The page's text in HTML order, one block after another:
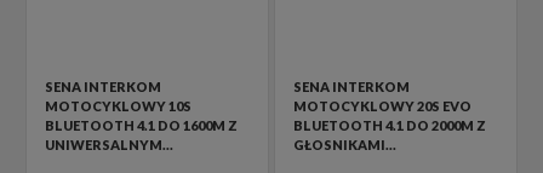
SENA INTERKOM
MOTOCYKLOWY 10S
BLUETOOTH 4.1 DO 1600M Z
UNIWERSALNYM…
SENA INTERKOM
MOTOCYKLOWY 20S EVO
BLUETOOTH 4.1 DO 2000M Z
GŁOSNIKAMI…